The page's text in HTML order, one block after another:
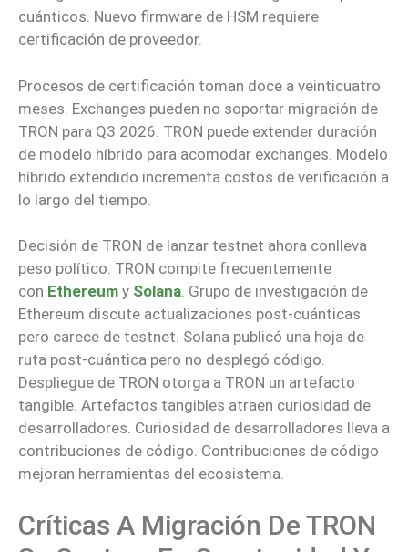
cuánticos. Nuevo firmware de HSM requiere
certificación de proveedor.
Procesos de certificación toman doce a veinticuatro
meses. Exchanges pueden no soportar migración de
TRON para Q3 2026. TRON puede extender duración
de modelo híbrido para acomodar exchanges. Modelo
híbrido extendido incrementa costos de verificación a
lo largo del tiempo.
Decisión de TRON de lanzar testnet ahora conlleva
peso político. TRON compite frecuentemente
con Ethereum y Solana. Grupo de investigación de
Ethereum discute actualizaciones post-cuánticas
pero carece de testnet. Solana publicó una hoja de
ruta post-cuántica pero no desplegó código.
Despliegue de TRON otorga a TRON un artefacto
tangible. Artefactos tangibles atraen curiosidad de
desarrolladores. Curiosidad de desarrolladores lleva a
contribuciones de código. Contribuciones de código
mejoran herramientas del ecosistema.
Críticas A Migración De TRON